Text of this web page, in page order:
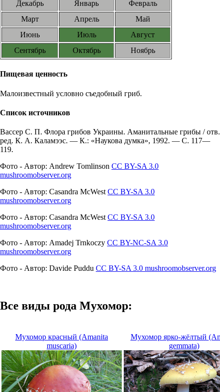
Декабрь Январь
Февраль
Март
Апрель
Май
Июнь
Июль
Август
Сентябрь
Октябрь Ноябрь
Пищевая ценность
Малоизвестный условно съедобный гриб.
Список источников
Вассер С. П. Флора грибов Украины. Аманитальные грибы / отв.
ред. К. А. Каламээс. — К.: «Наукова думка», 1992. — С. 117—
119.
Фото - Автор: Andrew Tomlinson CC BY-SA 3.0
mushroomobserver.org
Фото - Автор: Casandra McWest CC BY-SA 3.0
mushroomobserver.org
Фото - Автор: Casandra McWest CC BY-SA 3.0
mushroomobserver.org
Фото - Автор: Amadej Trnkoczy CC BY-NC-SA 3.0
mushroomobserver.org
Фото - Автор: Davide Puddu CC BY-SA 3.0 mushroomobserver.org
Все виды рода Мухомор:
Мухомор красный (Amanita
muscaria)
Мухомор ярко-жёлтый
gemmata)